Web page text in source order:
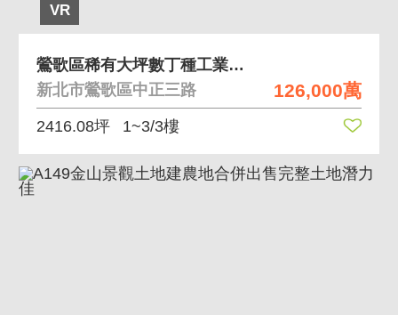
VR
126,000萬
鶯歌區稀有大坪數丁種工業廠房加農地
新北市鶯歌區中正三路
2416.08坪 1~3/3樓